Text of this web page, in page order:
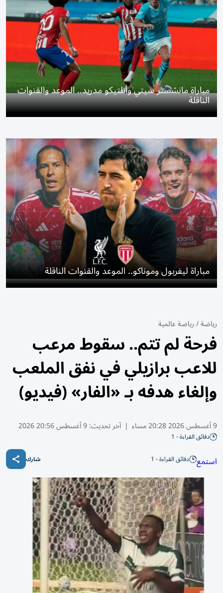
مباراة مانشستر سيتي وأتلتيكو مدريد.. الموعد والقنوات
الناقلة
مباراة ليفربول وموناكو.. الموعد والقنوات الناقلة
رياضة/رياضة عالمية
فرحة لم تتم.. سقوط مرعب
للاعب برازيلي في نفق الملعب
وإلغاء هدفه بـ «الفار» (فيديو)
9 أغسطس 2026 20:28 مساء | آخر تحديث:9 أغسطس 20:56 2026
دقائق القراءة - 1
استمع دقائق القراءة - 1 شارك